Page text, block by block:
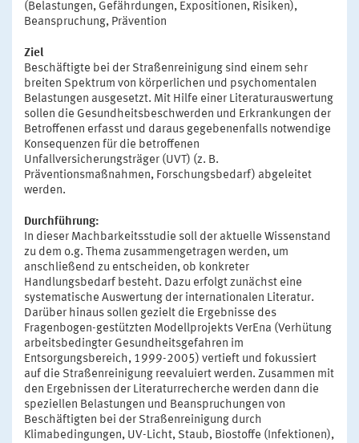
(Belastungen, Gefährdungen, Expositionen, Risiken),
Beanspruchung, Prävention
Ziel
Beschäftigte bei der Straßenreinigung sind einem sehr
breiten Spektrum von körperlichen und psychomentalen
Belastungen ausgesetzt. Mit Hilfe einer Literaturauswertung
sollen die Gesundheitsbeschwerden und Erkrankungen der
Betroffenen erfasst und daraus gegebenenfalls notwendige
Konsequenzen für die betroffenen
Unfallversicherungsträger (UVT) (z. B.
Präventionsmaßnahmen, Forschungsbedarf) abgeleitet
werden.
Durchführung:
In dieser Machbarkeitsstudie soll der aktuelle Wissenstand
zu dem o.g. Thema zusammengetragen werden, um
anschließend zu entscheiden, ob konkreter
Handlungsbedarf besteht. Dazu erfolgt zunächst eine
systematische Auswertung der internationalen Literatur.
Darüber hinaus sollen gezielt die Ergebnisse des
Fragenbogen-gestützten Modellprojekts VerEna (Verhütung
arbeitsbedingter Gesundheitsgefahren im
Entsorgungsbereich, 1999-2005) vertieft und fokussiert
auf die Straßenreinigung reevaluiert werden. Zusammen mit
den Ergebnissen der Literaturrecherche werden dann die
speziellen Belastungen und Beanspruchungen von
Beschäftigten bei der Straßenreinigung durch
Klimabedingungen, UV-Licht, Staub, Biostoffe (Infektionen),